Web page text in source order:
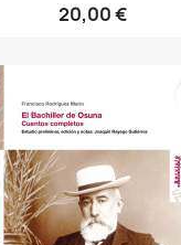
20,00 €